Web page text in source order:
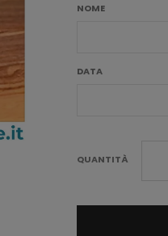
NOME
DATA
QUANTITÀ